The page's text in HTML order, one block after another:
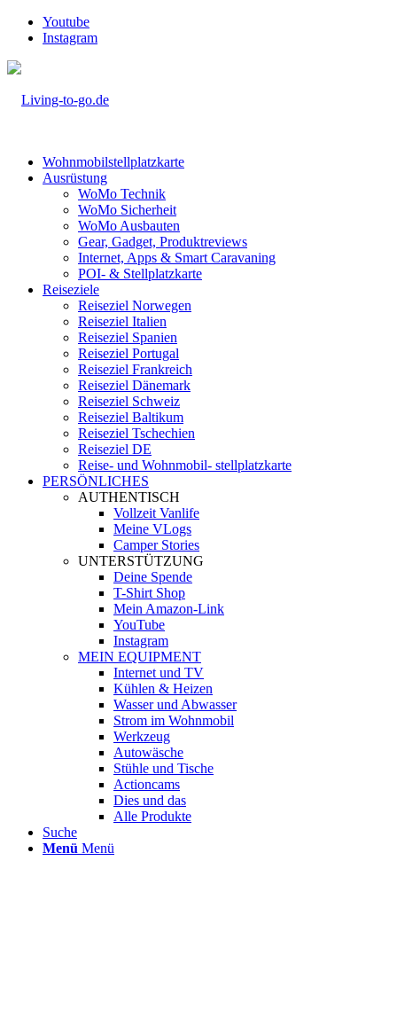
Youtube
Instagram
Wohnmobilstellplatzkarte
Ausrüstung
WoMo Technik
WoMo Sicherheit
WoMo Ausbauten
Gear, Gadget, Produktreviews
Internet, Apps & Smart Caravaning
POI- & Stellplatzkarte
Reiseziele
Reiseziel Norwegen
Reiseziel Italien
Reiseziel Spanien
Reiseziel Portugal
Reiseziel Frankreich
Reiseziel Dänemark
Reiseziel Schweiz
Reiseziel Baltikum
Reiseziel Tschechien
Reiseziel DE
Reise- und Wohnmobil- stellplatzkarte
PERSÖNLICHES
AUTHENTISCH
Vollzeit Vanlife
Meine VLogs
Camper Stories
UNTERSTÜTZUNG
Deine Spende
T-Shirt Shop
Mein Amazon-Link
YouTube
Instagram
MEIN EQUIPMENT
Internet und TV
Kühlen & Heizen
Wasser und Abwasser
Strom im Wohnmobil
Werkzeug
Autowäsche
Stühle und Tische
Actioncams
Dies und das
Alle Produkte
Suche
Menü Menü